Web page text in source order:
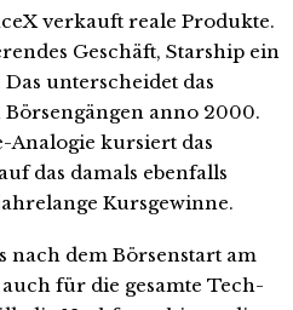
verkauft reale Produkte.
Geschäft, Starship ein
unterscheidet das
anno 2000.
Analogie kursiert das
das damals ebenfalls
Kursgewinne.
nach dem Börsenstart am
für die gesamte Tech-